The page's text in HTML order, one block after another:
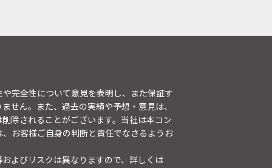
完全性について意見を表明し、また保証す
せん。また、過去の実績や予想・意見は、
除されることがございます。当社は本コン
お客様ご自身の判断と責任でなさるようお
よびリスクは異なりますので、詳しくは